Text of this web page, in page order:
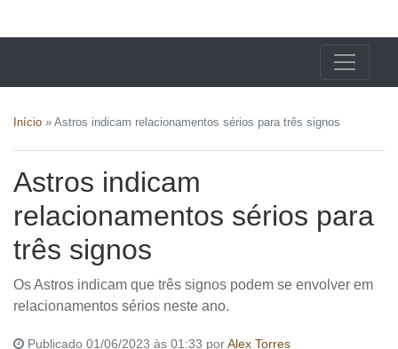
Início » Astros indicam relacionamentos sérios para três signos
Astros indicam
relacionamentos sérios para
três signos
Os Astros indicam que três signos podem se envolver em
relacionamentos sérios neste ano.
Publicado 01/06/2023 às 01:33 porAlex Torres